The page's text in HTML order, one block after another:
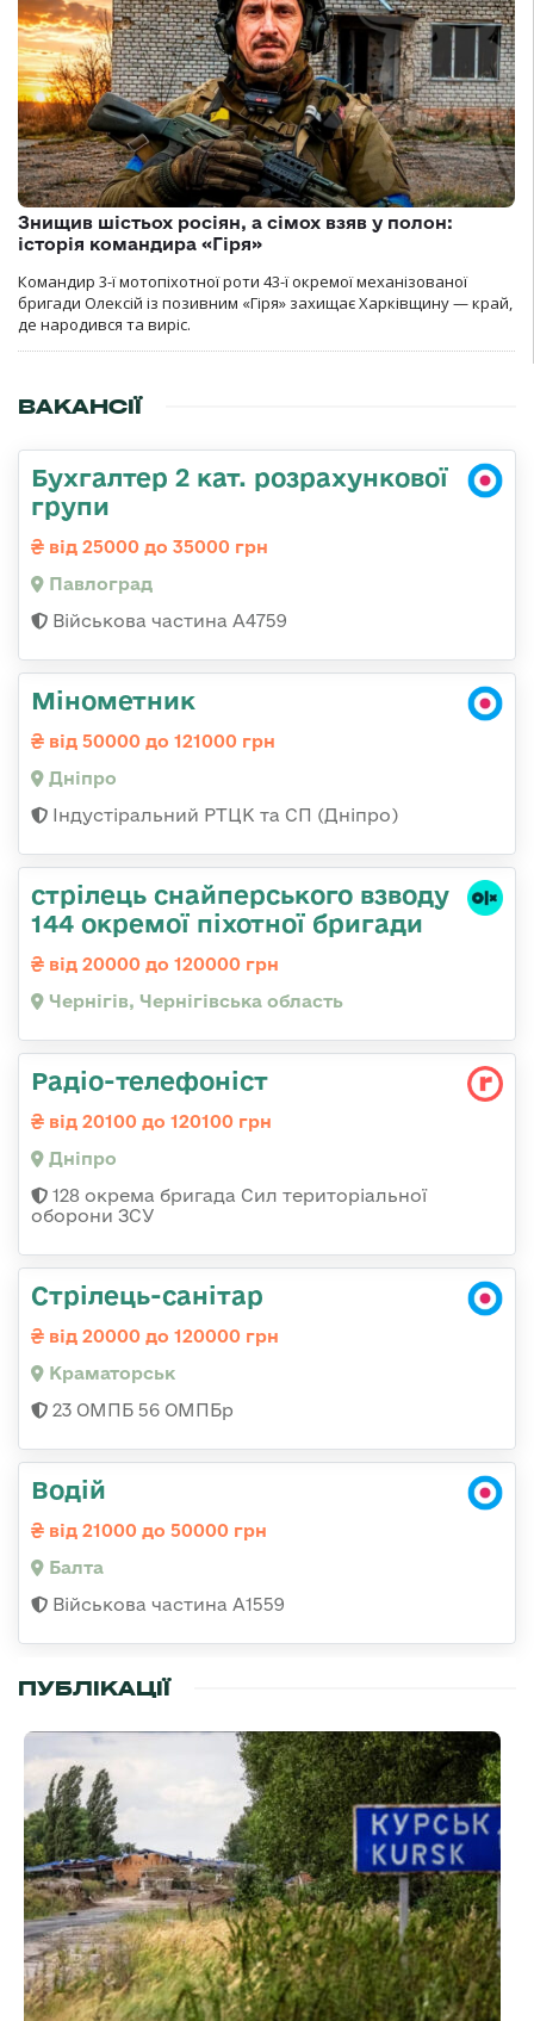
Знищив шістьох росіян, а сімох взяв у полон:
історія командира «Гіря»
Командир 3-ї мотопіхотної роти 43-ї окремої механізованої
бригади Олексій із позивним «Гіря» захищає Харківщину — край,
де народився та виріс.
ВАКАНСІЇ
Бухгалтер 2 кат. розрахункової
групи
від 25000 до 35000 грн
Павлоград
Військова частина А4759
Мінометник
від 50000 до 121000 грн
Дніпро
Індустіральний РТЦК та СП (Дніпро)
стрілець снайперського взводу
144 окремої піхотної бригади
від 20000 до 120000 грн
Чернігів, Чернігівська область
Радіо-телефоніст
від 20100 до 120100 грн
Дніпро
128 окрема бригада Сил територіальної
оборони ЗСУ
Стрілець-санітар
від 20000 до 120000 грн
Краматорськ
23 ОМПБ 56 ОМПБр
Водій
від 21000 до 50000 грн
Балта
Військова частина А1559
ПУБЛІКАЦІЇ